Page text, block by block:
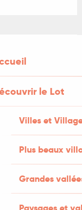
le Lot
Villes et
Plus beaux
Grandes
pendant des
bien des
dans
gothiques
de la
dans sa